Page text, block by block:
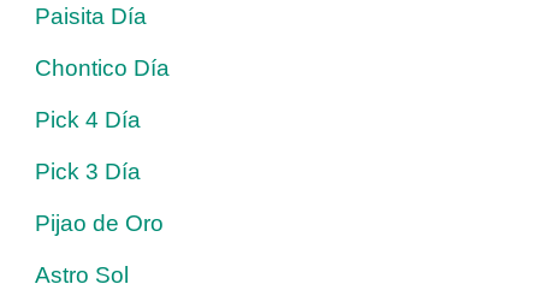
Paisita Día
Chontico Día
Pick 4 Día
Pick 3 Día
Pijao de Oro
Astro Sol